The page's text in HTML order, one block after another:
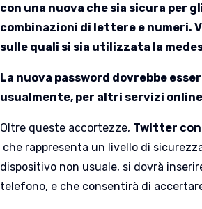
con una nuova che sia sicura per
combinazioni di lettere e numeri.
sulle quali si sia utilizzata la
La nuova password dovrebbe
usualmente, per altri servizi
Oltre queste accortezze, Twitter
che rappresenta un livello di
dispositivo non usuale, si dovrà
telefono, e che consentirà di